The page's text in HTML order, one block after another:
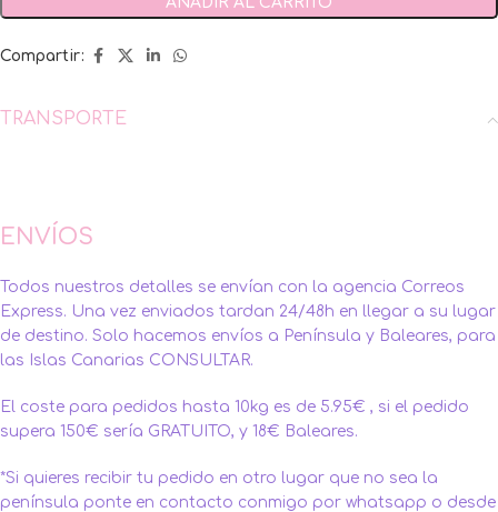
Compartir:
TRANSPORTE
ENVÍOS
Todos nuestros detalles se envían con la agencia Correos
Express. Una vez enviados tardan 24/48h en llegar a su lugar
de destino. Solo hacemos envíos a Península y Baleares, para
las Islas Canarias CONSULTAR.
El coste para pedidos hasta 10kg es de 5.95€ , si el pedido
supera 150€ sería GRATUITO, y 18€ Baleares.
*Si quieres recibir tu pedido en otro lugar que no sea la
península ponte en contacto conmigo por whatsapp o desde